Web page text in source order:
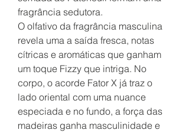
fragrância sedutora.
O olfativo da fragrância masculina
revela uma a saída fresca, notas
cítricas e aromáticas que ganham
um toque Fizzy que intriga. No
corpo, o acorde Fator X já traz o
lado oriental com uma nuance
especiada e no fundo, a força das
madeiras ganha masculinidade e